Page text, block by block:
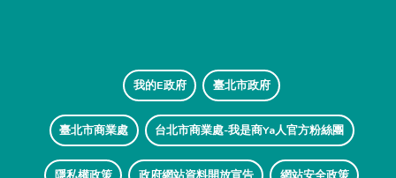
我的E政府 臺北市政府
臺北市商業處 台北市商業處-我是商Ya人官方粉絲團